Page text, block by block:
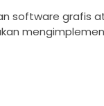
software grafis